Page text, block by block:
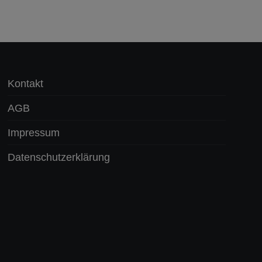
Kontakt
AGB
Impressum
Datenschutzerklärung